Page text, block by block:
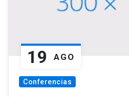
19 AGO
Conferencias